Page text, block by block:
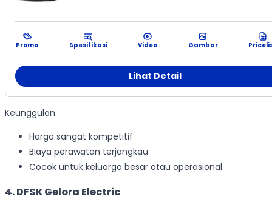
Promo Spesifikasi Video Gambar
Lihat Detail
Keunggulan:
Harga sangat kompetitif
Biaya perawatan terjangkau
Cocok untuk keluarga besar atau operasional
4. DFSK Gelora Electric